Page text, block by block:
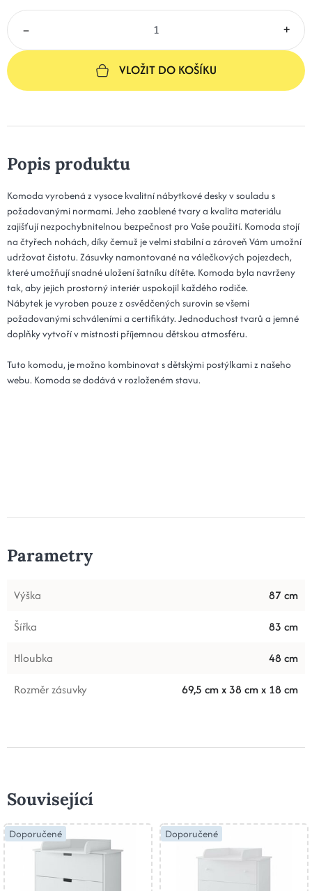
– +
VLOŽIT DO KOŠÍKU
Popis produktu
Komoda vyrobená z vysoce kvalitní nábytkové desky v souladu s
požadovanými normami. Jeho zaoblené tvary a kvalita materiálu
zajišťují nezpochybnitelnou bezpečnost pro Vaše použití. Komoda stojí
na čtyřech nohách, díky čemuž je velmi stabilní a zároveň Vám umožní
udržovat čistotu. Zásuvky namontované na válečkových pojezdech,
které umožňují snadné uložení šatníku dítěte. Komoda byla navrženy
tak, aby jejich prostorný interiér uspokojil každého rodiče.
Nábytek je vyroben pouze z osvědčených surovin se všemi
požadovanými schváleními a certifikáty. Jednoduchost tvarů a jemné
doplňky vytvoří v místnosti příjemnou dětskou atmosféru.
Tuto komodu, je možno kombinovat s dětskými postýlkami z našeho
webu. Komoda se dodává v rozloženém stavu.
Parametry
Výška
87 cm
Šířka
83 cm
Hloubka
48 cm
Rozměr zásuvky
69,5 cm x 38 cm x 18 cm
Související
Doporučené Doporučené